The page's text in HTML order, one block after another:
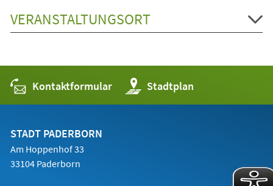
VERANSTALTUNGSORT
Kontaktformular Stadtplan
(Öffnet
in
einem
STADT PADERBORN
Am Hoppenhof 33
33104 Paderborn